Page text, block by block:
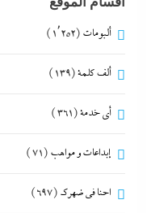
ألبومات (1٬252)
ألف كلمة(139)
أي خدمة(361)
إبداعات و مواهب (71)
احنا في ضهرك (697)